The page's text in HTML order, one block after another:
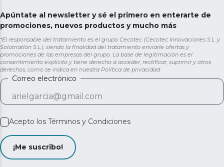
Apúntate al newsletter y sé el primero en enterarte de
promociones, nuevos productos y mucho más
*El responsable del tratamiento es el grupo Cecotec (Cecotec Innovaciones S.L. y
Solotriatlon S.L.), siendo la finalidad del tratamiento enviarle ofertas y
promociones de las empresas del grupo. La base de legitimación es el
consentimiento explícito y tiene derecho a acceder, rectificar, suprimir y otros
derechos, como se indica en nuestra Política de privacidad
Correo electrónico
Acepto los Términos y Condiciones
¡Me suscribo!